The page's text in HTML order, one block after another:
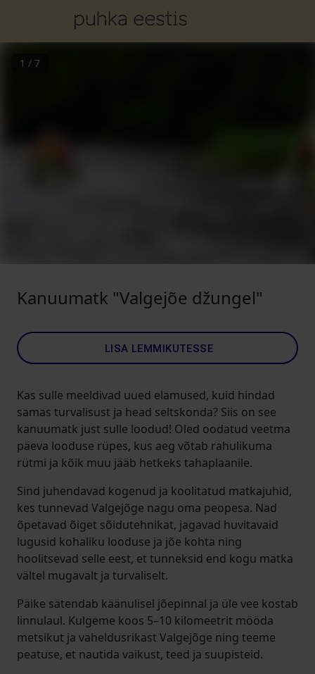
1 / 7
Kanuumatk "Valgejõe džungel"
LISA LEMMIKUTESSE
Kas sulle meeldivad uued elamused, kuid hindad
samas turvalisust ja head seltskonda? Siis on see
kanuumatk just sulle loodud! Oled oodatud veetma
päeva looduse rüpes, kus aeg võtab rahulikuma
rütmi ja kõik muu jääb hetkeks tahaplaanile.
Sind juhendavad kogenud ja koolitatud matkajuhid,
kes tunnevad Valgejõge nagu oma peopesa. Nad
õpetavad õiget sõidutehnikat, jagavad huvitavaid
lugusid kohaliku looduse ja jõe kohta ning
hoolitsevad selle eest, et tunneksid end kogu matka
vältel mugavalt ja turvaliselt.
Päike sätendab käänulisel jõepinnal ja üle vee kostab
linnulaul. Kulgeme koos 5–10 kilomeetrit mööda
metsikut ja vaheldusrikast Valgejõge ning teeme
peatuse, et nautida vaikust, teed ja suupisteid.